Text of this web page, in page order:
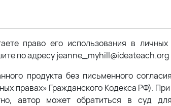
право его использования в
по адресуjeanne_myhill@ideateach.org
продукта без письменного
правах» Гражданского Кодекса РФ).
автор может обратиться в суд